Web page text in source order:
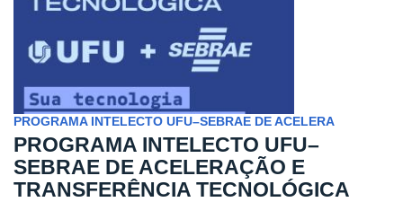
PROGRAMA INTELECTO UFU–SEBRAE DE ACELERA
PROGRAMA INTELECTO UFU–
SEBRAE DE ACELERAÇÃO E
TRANSFERÊNCIA TECNOLÓGICA